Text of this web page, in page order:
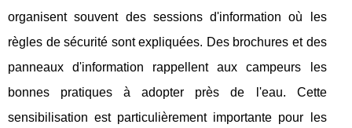
organisent souvent des sessions d'information où les
règles de sécurité sont expliquées. Des brochures et des
panneaux d'information rappellent aux campeurs les
bonnes pratiques à adopter près de l'eau. Cette
sensibilisation est particulièrement importante pour les